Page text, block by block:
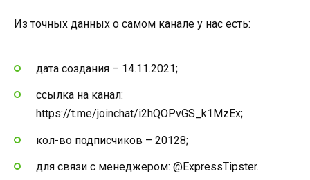
Из точных данных о самом канале у нас есть:
дата создания – 14.11.2021;
ссылка на канал:
https://t.me/joinchat/i2hQOPvGS_k1MzEx;
кол-во подписчиков – 20128;
для связи с менеджером: @ExpressTipster.